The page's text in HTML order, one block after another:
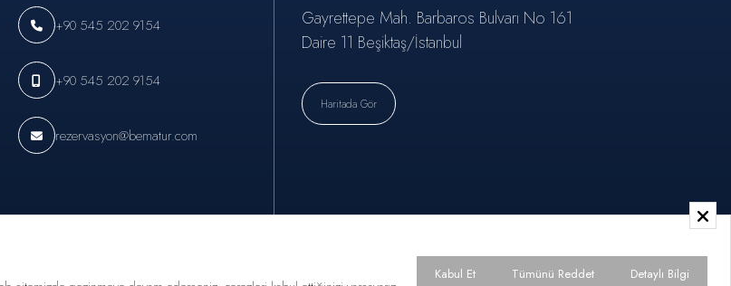
+90 545 202 9154
+90 545 202 9154
rezervasyon@bematur.com
Gayrettepe Mah. Barbaros Bulvarı No 161
Daire 11 Beşiktaş/İstanbul
Haritada Gör
Kabul Et Tümünü Reddet Detaylı Bilgi